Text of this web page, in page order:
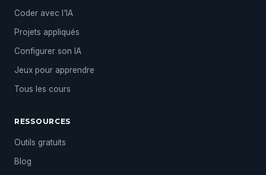
Coder avec l'IA
Projets appliqués
Configurer son IA
Jeux pour apprendre
Tous les cours
RESSOURCES
Outils gratuits
Blog